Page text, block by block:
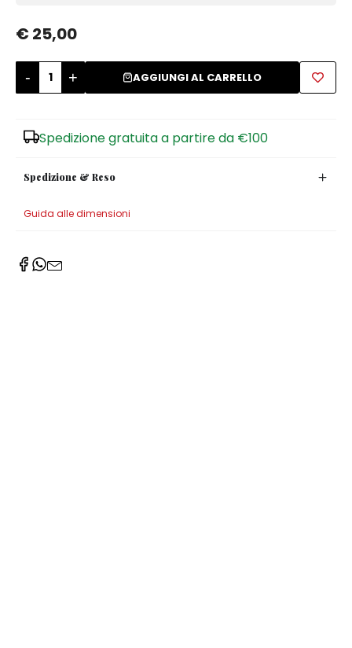
€ 25,00
- + AGGIUNGI AL CARRELLO
Spedizione gratuita a partire da €100
Spedizione & Reso
Guida alle dimensioni